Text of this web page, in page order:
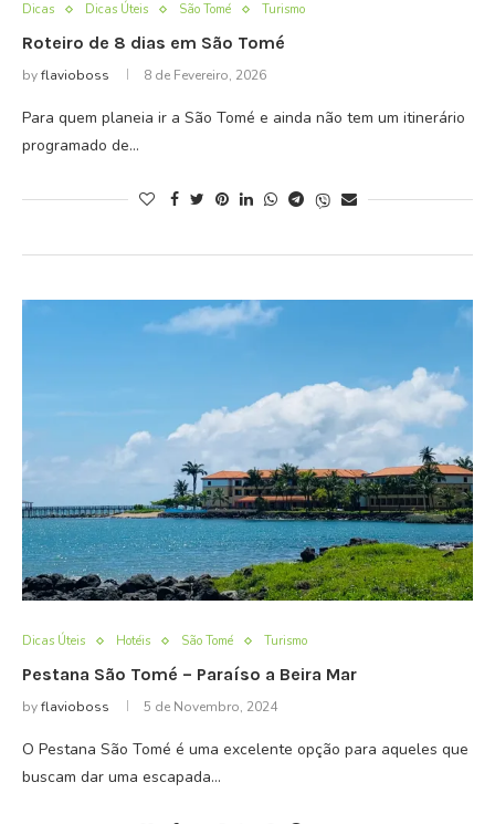
Dicas Dicas Úteis São Tomé Turismo
Roteiro de 8 dias em São Tomé
byflavioboss 8 de Fevereiro, 2026
Para quem planeia ir a São Tomé e ainda não tem um itinerário
programado de…
Dicas Úteis Hotéis São Tomé Turismo
Pestana São Tomé – Paraíso a Beira Mar
byflavioboss 5 de Novembro, 2024
O Pestana São Tomé é uma excelente opção para aqueles que
buscam dar uma escapada…